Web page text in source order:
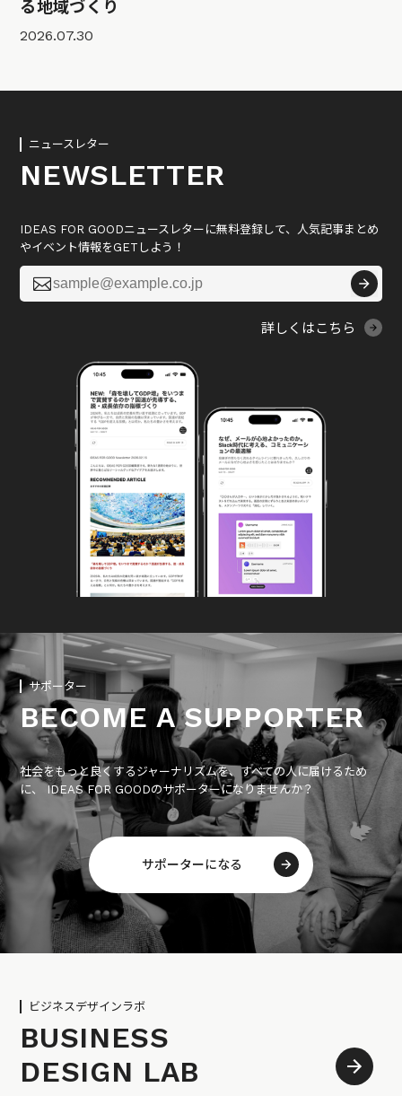
る地域づくり
2026.07.30
ニュースレター
NEWSLETTER
IDEAS FOR GOODニュースレターに無料登録して、人気記事まとめ
やイベント情報をGETしよう！

詳しくはこちら
サポーター
BECOME A SUPPORTER
社会をもっと良くするジャーナリズムを、すべての人に届けるため
に、 IDEAS FOR GOODのサポーターになりませんか？
サポーターになる
ビジネスデザインラボ
BUSINESS
DESIGN LAB